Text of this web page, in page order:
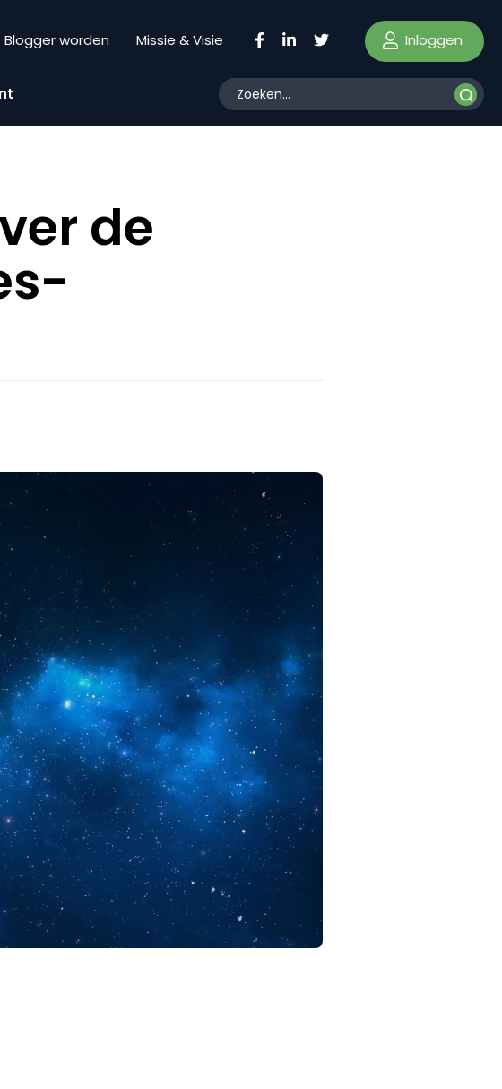
Blogger worden Missie & Visie Inloggen
de